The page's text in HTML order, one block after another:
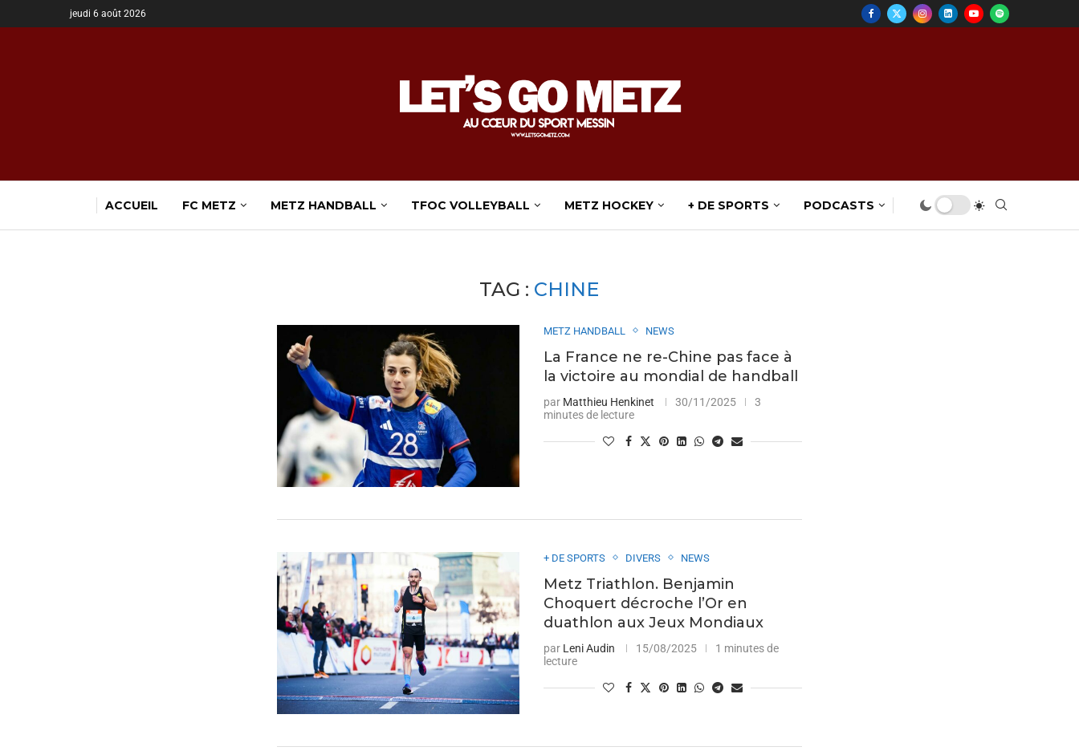
jeudi 6 août 2026
ACCUEIL FC METZ METZ HANDBALL TFOC VOLLEYBALL METZ HOCKEY + DE SPORTS PODCASTS
TAG : CHINE
METZ HANDBALL NEWS
La France ne re-Chine pas face à
la victoire au mondial de handball
par Matthieu Henkinet 30/11/2025
3
minutes de lecture
+ DE SPORTS DIVERS NEWS
Metz Triathlon. Benjamin
Choquert décroche l’Or en
duathlon aux Jeux Mondiaux
par Leni Audin 15/08/2025
1 minutes de
lecture